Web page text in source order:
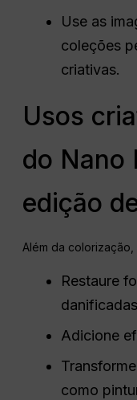
Use as
coleções
criativas.
Usos
do Nano
edição
Além da
Restaure
Adicione
como